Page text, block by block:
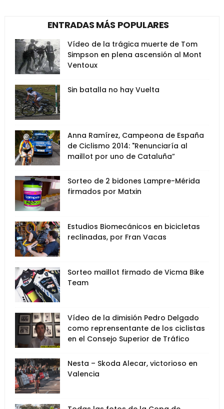
ENTRADAS MÁS POPULARES
Vídeo de la trágica muerte de Tom
Simpson en plena ascensión al Mont
Ventoux
Sin batalla no hay Vuelta
Anna Ramírez, Campeona de España
de Ciclismo 2014: "Renunciaría al
maillot por uno de Cataluña”
Sorteo de 2 bidones Lampre-Mérida
firmados por Matxin
Estudios Biomecánicos en bicicletas
reclinadas, por Fran Vacas
Sorteo maillot firmado de Vicma Bike
Team
Vídeo de la dimisión Pedro Delgado
como reprensentante de los ciclistas
en el Consejo Superior de Tráfico
Nesta – Skoda Alecar, victorioso en
Valencia